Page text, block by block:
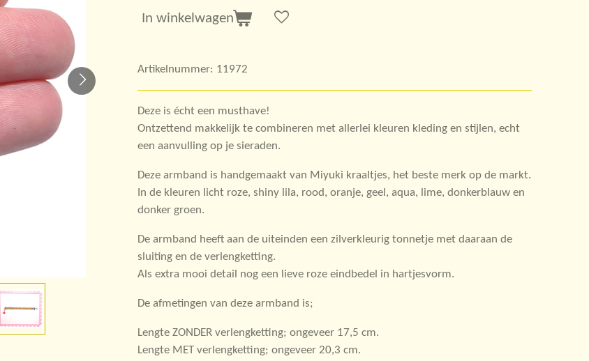
In winkelwagen
Artikelnummer: 11972
Deze is écht een musthave!
Ontzettend makkelijk te combineren met allerlei kleuren kleding en stijlen, echt
een aanvulling op je sieraden.
Deze armband is handgemaakt van Miyuki kraaltjes, het beste merk op de markt.
In de kleuren licht roze, shiny lila, rood, oranje, geel, aqua, lime, donkerblauw en
donker groen.
De armband heeft aan de uiteinden een zilverkleurig tonnetje met daaraan de
sluiting en de verlengketting.
Als extra mooi detail nog een lieve roze eindbedel in hartjesvorm.
De afmetingen van deze armband is;
Lengte ZONDER verlengketting; ongeveer 17,5 cm.
Lengte MET verlengketting; ongeveer 20,3 cm.